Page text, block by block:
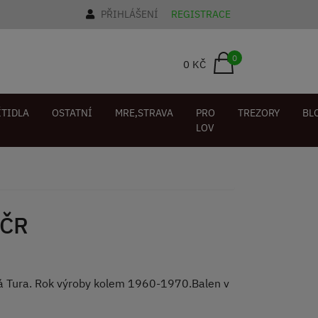
PŘIHLÁŠENÍ REGISTRACE
0 KČ 0
OSTATNÍ MRE,STRAVA
PRO
LOV
TREZORY
Tura. Rok výroby kolem 1960-1970.Balen v